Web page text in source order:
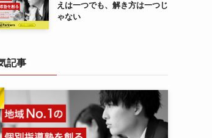
えは一つでも、解き方は一つじ
ゃない
記事